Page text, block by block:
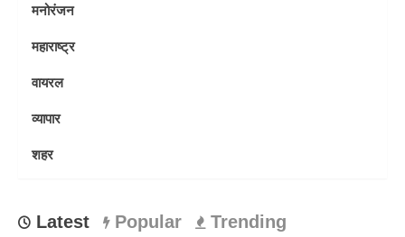
मनोरंजन
महाराष्ट्र
वायरल
व्यापार
शहर
Latest Popular Trending